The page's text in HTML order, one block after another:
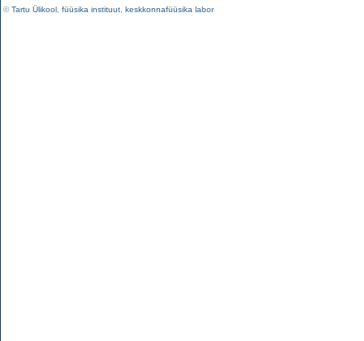
©Tartu Ülikool füüsika instituut keskkonnafüüsika labor